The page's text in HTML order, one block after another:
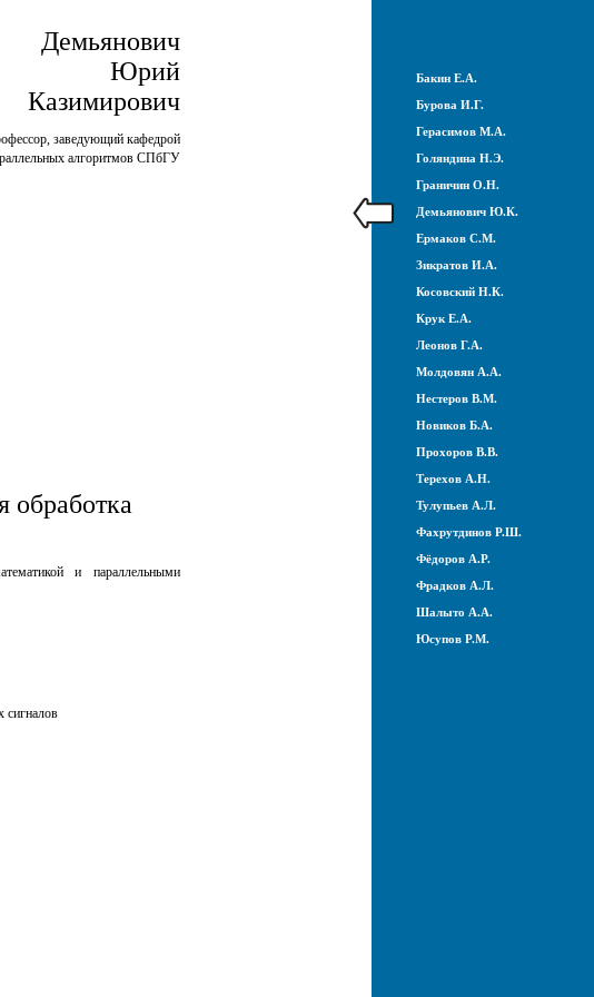
Демьянович
Юрий
Казимирович
заведующий кафедрой
алгоритмов СПбГУ
обработка
и параллельными
сигналов
Бакин Е.А.
Бурова И.Г.
Герасимов М.А.
Голяндина Н.Э.
Граничин О.Н.
Демьянович Ю.К.
Ермаков С.М.
Зикратов И.А.
Косовский Н.К.
Крук Е.А.
Леонов Г.А.
Молдовян А.А.
Нестеров В.М.
Новиков Б.А.
Прохоров В.В.
Терехов А.Н.
Тулупьев А.Л.
Фахрутдинов Р.Ш.
Фёдоров А.Р.
Фрадков А.Л.
Шалыто А.А.
Юсупов Р.М.